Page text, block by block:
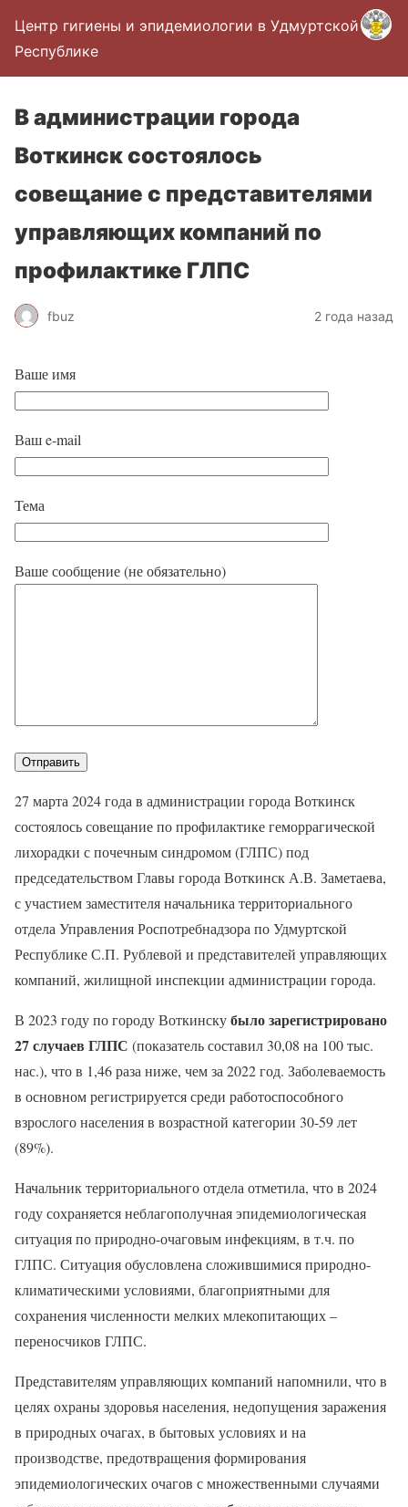
Центр гигиены и эпидемиологии в Удмуртской
Республике
В администрации города
Воткинск состоялось
совещание с представителями
управляющих компаний по
профилактике ГЛПС
fbuz 2 года назад
Ваше имя
Ваш e-mail
Тема
Ваше сообщение (не обязательно)
27 марта 2024 года в администрации города Воткинск
состоялось совещание по профилактике геморрагической
лихорадки с почечным синдромом (ГЛПС) под
председательством Главы города Воткинск А.В. Заметаева,
с участием заместителя начальника территориального
отдела Управления Роспотребнадзора по Удмуртской
Республике С.П. Рублевой и представителей управляющих
компаний, жилищной инспекции администрации города.
В 2023 году по городу Воткинскубыло зарегистрировано
27 случаев ГЛПС (показатель составил 30,08 на 100 тыс.
нас.), что в 1,46 раза ниже, чем за 2022 год. Заболеваемость
в основном регистрируется среди работоспособного
взрослого населения в возрастной категории 30-59 лет
(89%).
Начальник территориального отдела отметила, что в 2024
году сохраняется неблагополучная эпидемиологическая
ситуация по природно-очаговым инфекциям, в т.ч. по
ГЛПС. Ситуация обусловлена сложившимися природно-
климатическими условиями, благоприятными для
сохранения численности мелких млекопитающих –
переносчиков ГЛПС.
Представителям управляющих компаний напомнили, что в
целях охраны здоровья населения, недопущения заражения
в природных очагах, в бытовых условиях и на
производстве, предотвращения формирования
эпидемиологических очагов с множественными случаями